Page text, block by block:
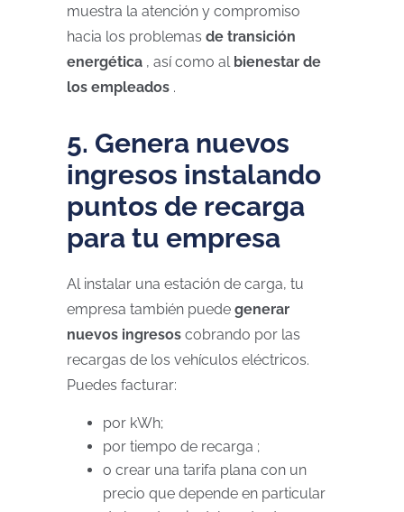
muestra la atención y compromiso
hacia los problemas de transición
energética , así como al bienestar de
los empleados .
5. Genera nuevos
ingresos instalando
puntos de recarga
para tu empresa
Al instalar una estación de carga, tu
empresa también puede generar
nuevos ingresos cobrando por las
recargas de los vehículos eléctricos.
Puedes facturar:
por kWh;
por tiempo de recarga ;
o crear una tarifa plana con un
precio que depende en particular